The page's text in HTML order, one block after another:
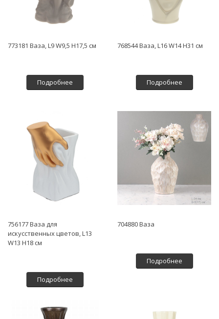
773181 Ваза, L9 W9,5 H17,5 см
Подробнее
768544 Ваза, L16 W14 H31 см
Подробнее
756177 Ваза для
искусственных цветов, L13
W13 H18 см
Подробнее
704880 Ваза
Подробнее